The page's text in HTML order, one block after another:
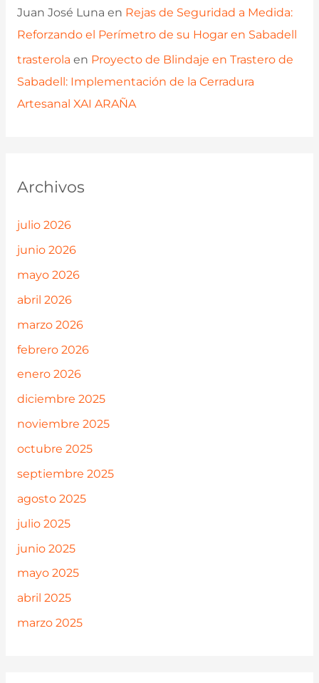
Juan José Luna en Rejas de Seguridad a Medida:
Reforzando el Perímetro de su Hogar en Sabadell
trasterola en Proyecto de Blindaje en Trastero de
Sabadell: Implementación de la Cerradura
Artesanal XAI ARAÑA
Archivos
julio 2026
junio 2026
mayo 2026
abril 2026
marzo 2026
febrero 2026
enero 2026
diciembre 2025
noviembre 2025
octubre 2025
septiembre 2025
agosto 2025
julio 2025
junio 2025
mayo 2025
abril 2025
marzo 2025